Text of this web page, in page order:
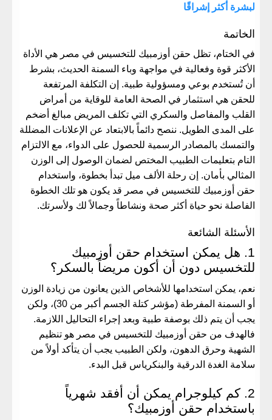
لبشرة أكثر إشراقًا
​الخاتمة
​في الختام، تظل حقن أوزمبيك للتخسيس في مصر هي الأداة
الأكثر قوة وفعالية في مواجهة وباء السمنة الحديث، بشرط
أن تُستخدم بوعي ومسؤولية طبية. إن التكلفة المرتفعة
للحقن هي استثمار في الصحة العامة للوقاية من أمراض
القلب والمفاصل والسكري التي تكلف المريض مبالغ أضخم
على المدى الطويل. ننصح دائماً بالابتعاد عن الإعلانات المضللة
والتمسك بالمصادر الرسمية للحصول على الدواء، مع الالتزام
التام بتعليمات الطبيب المختص لضمان الوصول إلى الوزن
المثالي بأمان. إن رحلة الألف ميل تبدأ بخطوة، واستخدام
حقن أوزمبيك للتخسيس في مصر قد يكون هو تلك الخطوة
الفاصلة نحو حياة أكثر صحة ونشاطاً وجمالاً لك ولأسرتك.
​الأسئلة الشائعة
​1. هل يمكن استخدام حقن أوزمبيك
للتخسيس دون أن أكون مريضاً بالسكر؟
​نعم، يمكن استخدامها للأشخاص الذين يعانون من زيادة الوزن
أو السمنة المفرطة (مؤشر كتلة الجسم أكبر من 30)، ولكن
يجب أن يتم ذلك بوصفة طبية وبعد إجراء التحاليل اللازمة.
فالهدف من حقن أوزمبيك للتخسيس في مصر هو تنظيم
الشهية وحرق الدهون، ولكن الطبيب يجب أن يتأكد أولاً من
سلامة الغدة الدرقية والبنكرياس قبل البدء.
​2. كم كيلوجرام يمكن أن أفقد شهرياً
باستخدام حقن أوزمبيك؟